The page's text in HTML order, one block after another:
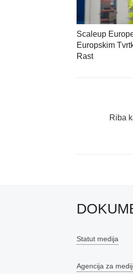
Scaleup
Europskim
Rast
objava
Previous
Riba
Statut medija
Agencija za